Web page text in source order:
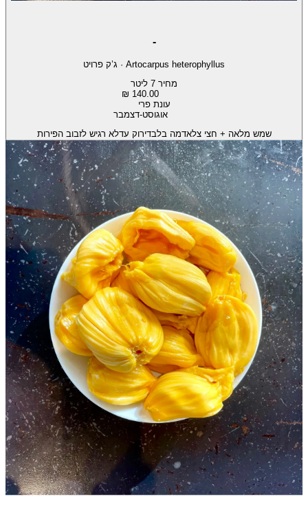
-
Artocarpus heterophyllus
· ג’ק פרויט
מחיר 7 ליטר
140.00 ₪
עונת פרי
אוגוסט-דצמבר
שמש מלאה + חצי צלאדמה בלבדירוק עדלא רגיש לזבוב הפירות